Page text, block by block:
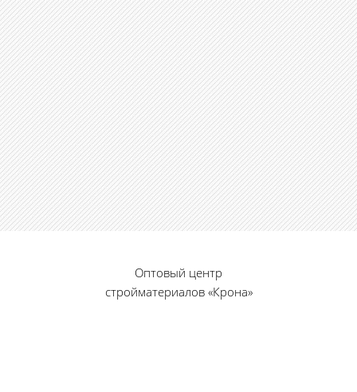
Оптовый центр
стройматериалов «Крона»